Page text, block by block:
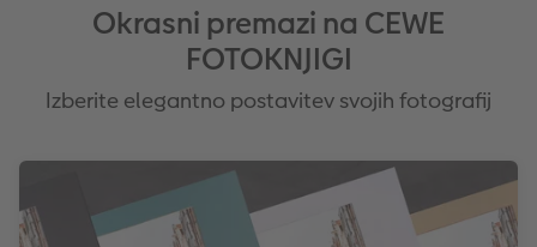
Okrasni premazi na CEWE
FOTOKNJIGI
Izberite elegantno postavitev svojih fotografij